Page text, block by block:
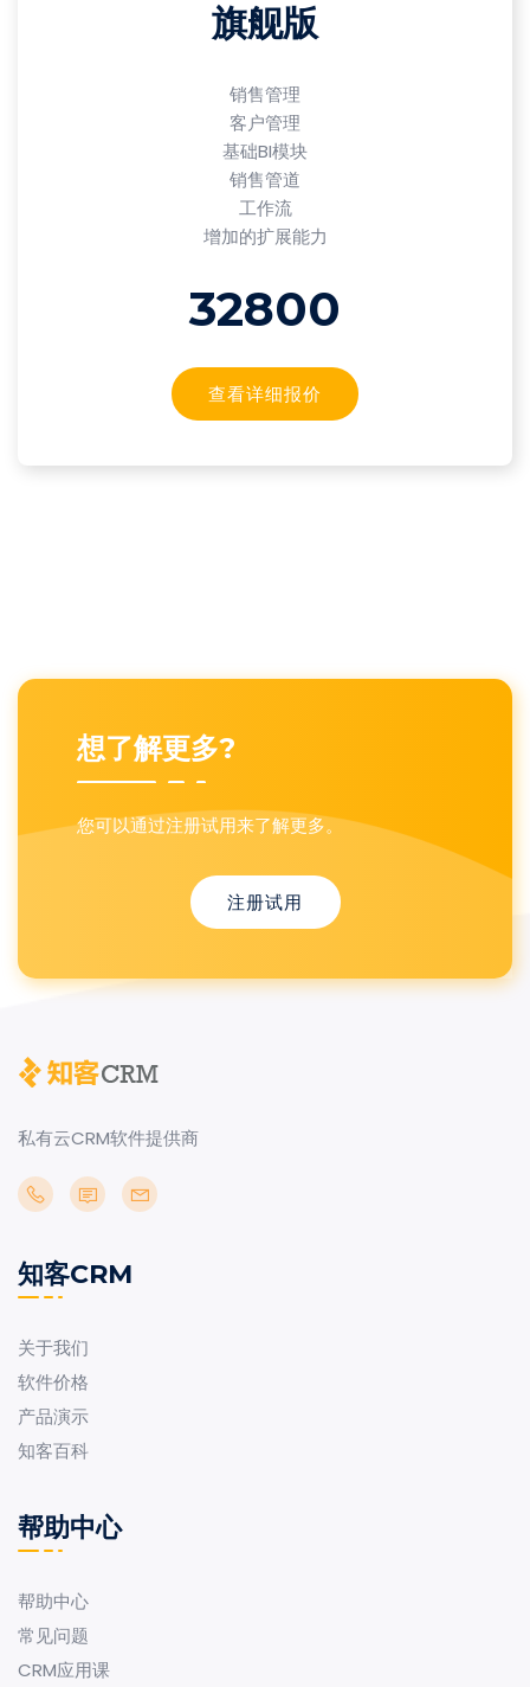
旗舰版
销售管理
客户管理
基础BI模块
销售管道
工作流
增加的扩展能力
32800
查看详细报价
想了解更多?
您可以通过注册试用来了解更多。
注册试用
私有云CRM软件提供商
知客CRM
关于我们
软件价格
产品演示
知客百科
帮助中心
帮助中心
常见问题
CRM应用课